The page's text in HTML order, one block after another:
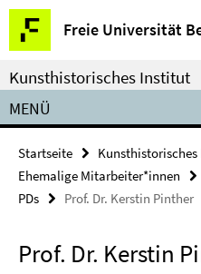
Springe
direkt
zu
Inhalt
Freie Universität
Service-
Navigation
Kunsthistorisches Institut
MENÜ
Startseite
Ehemalige Mitarbeiter*innen
PDs
Prof. Dr. Kerstin Pinther
Prof. Dr. Kerstin